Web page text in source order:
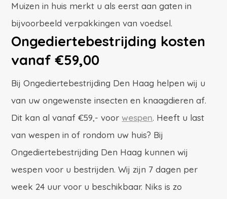
Muizen in huis merkt u als eerst aan gaten in
bijvoorbeeld verpakkingen van voedsel.
Ongediertebestrijding kosten
vanaf €59,00
Bij Ongediertebestrijding Den Haag helpen wij u
van uw ongewenste insecten en knaagdieren af.
Dit kan al vanaf €59,- voor wespen. Heeft u last
van wespen in of rondom uw huis? Bij
Ongediertebestrijding Den Haag kunnen wij
wespen voor u bestrijden. Wij zijn 7 dagen per
week 24 uur voor u beschikbaar. Niks is zo